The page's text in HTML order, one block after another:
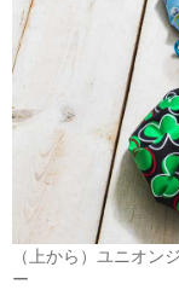
（上から）ユニオン
ー